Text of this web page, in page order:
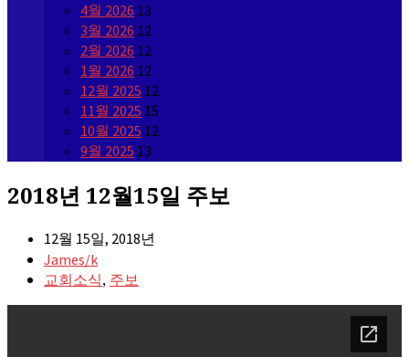
4월 2026 13
3월 2026 12
2월 2026 12
1월 2026 12
12월 2025 12
11월 2025 15
10월 2025 12
9월 2025 13
2018년 12월15일 주보
12월 15일, 2018년
James/k
교회소식, 주보